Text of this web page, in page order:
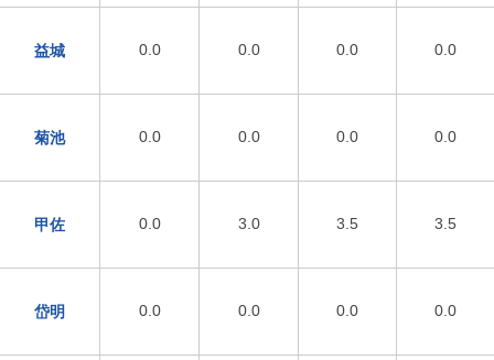
益城 0.0 0.0 0.0 0.0
菊池 0.0 0.0 0.0 0.0
甲佐 0.0 3.0 3.5 3.5
岱明 0.0 0.0 0.0 0.0